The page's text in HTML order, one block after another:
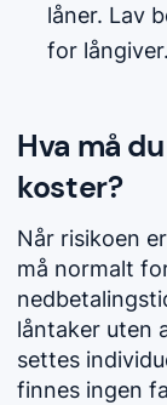
låner. Lav
for långiver.
Hva må
koster?
Når risikoen
må normalt
låntaker uten
settes
finnes ingen